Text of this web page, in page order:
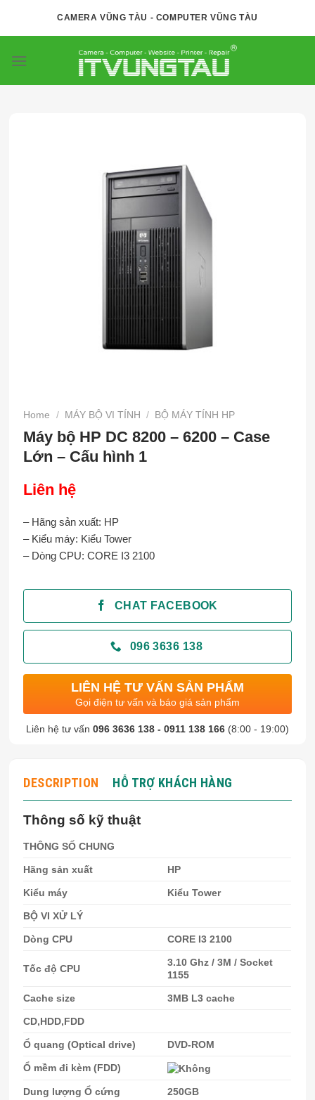
CAMERA VŨNG TÀU - COMPUTER VŨNG TÀU
Home / MÁY BỘ VI TÍNH / BỘ MÁY TÍNH HP
Máy bộ HP DC 8200 – 6200 – Case
Lớn – Cấu hình 1
Liên hệ
– Hãng sản xuất: HP
– Kiểu máy: Kiểu Tower
– Dòng CPU: CORE I3 2100
CHAT FACEBOOK
096 3636 138
Liên hệ tư vấn 096 3636 138 - 0911 138 166 (8:00 - 19:00)
LIÊN HỆ TƯ VẤN SẢN PHẨM
Gọi điện tư vấn và báo giá sản phẩm
DESCRIPTION HỖ TRỢ KHÁCH HÀNG
Thông số kỹ thuật
THÔNG SỐ CHUNG
Hãng sản xuất HP
Kiểu máy Kiểu Tower
BỘ VI XỬ LÝ
Dòng CPU CORE I3 2100
Tốc độ CPU
3.10 Ghz / 3M / Socket
1155
Cache size 3MB L3 cache
CD,HDD,FDD
Ổ quang (Optical drive) DVD-ROM
Ổ mềm đi kèm (FDD)
Dung lượng Ổ cứng 250GB